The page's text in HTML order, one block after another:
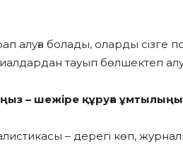
алуға болады, оларды сізге
тауып бөлшектеп
– шежіре құруға
– дерегі көп,